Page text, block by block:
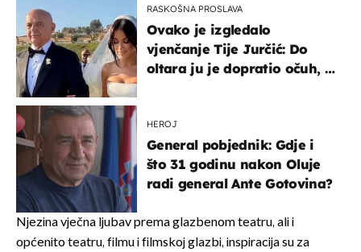
RASKOŠNA PROSLAVA
Ovako je izgledalo
vjenčanje Tije Jurčić: Do
oltara ju je dopratio očuh, a
HEROJ
General pobjednik: Gdje i
što 31 godinu nakon Oluje
radi general Ante Gotovina?
Njezina vječna ljubav prema glazbenom teatru, ali i
općenito teatru, filmu i filmskoj glazbi, inspiracija su za